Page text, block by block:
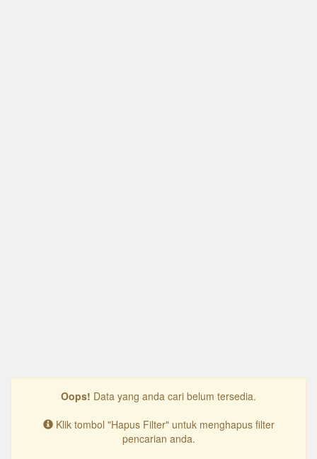
Oops! Data yang anda cari belum tersedia.
Klik tombol "Hapus Filter" untuk menghapus filter
pencarian anda.